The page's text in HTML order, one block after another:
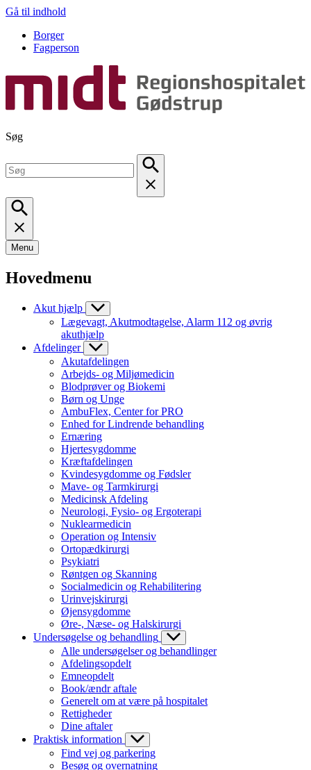
Gå til indhold
Borger
Fagperson
Søg
Menu
Hovedmenu
Akut hjælp
Lægevagt, Akutmodtagelse, Alarm 112 og øvrig
akuthjælp
Afdelinger
Akutafdelingen
Arbejds- og Miljømedicin
Blodprøver og Biokemi
Børn og Unge
AmbuFlex, Center for PRO
Enhed for Lindrende behandling
Ernæring
Hjertesygdomme
Kræftafdelingen
Kvindesygdomme og Fødsler
Mave- og Tarmkirurgi
Medicinsk Afdeling
Neurologi, Fysio- og Ergoterapi
Nuklearmedicin
Operation og Intensiv
Ortopædkirurgi
Psykiatri
Røntgen og Skanning
Socialmedicin og Rehabilitering
Urinvejskirurgi
Øjensygdomme
Øre-, Næse- og Halskirurgi
Undersøgelse og behandling
Alle undersøgelser og behandlinger
Afdelingsopdelt
Emneopdelt
Book/ændr aftale
Generelt om at være på hospitalet
Rettigheder
Dine aftaler
Praktisk information
Find vej og parkering
Besøg og overnatning